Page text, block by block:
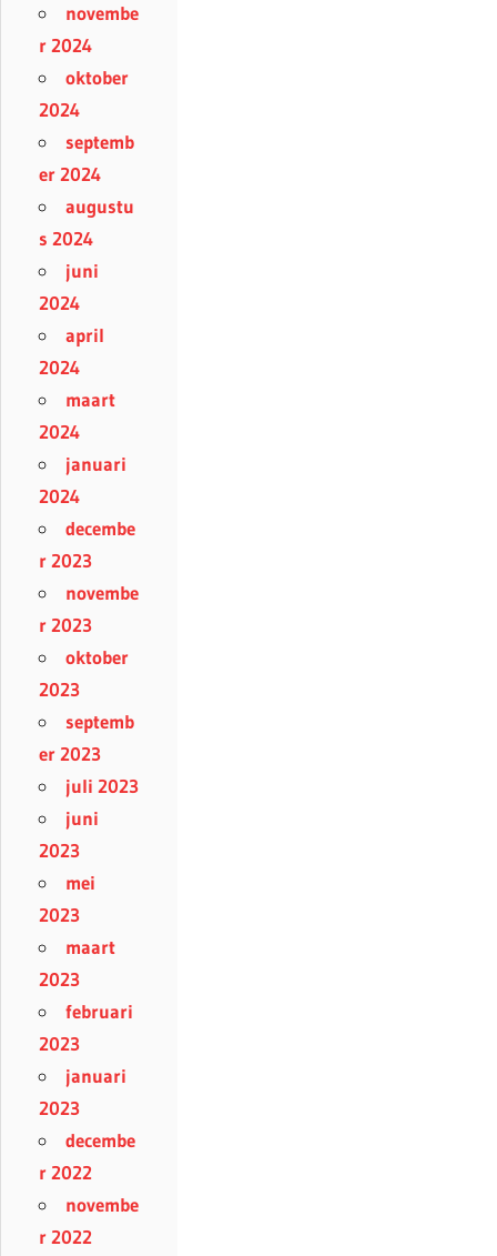
novembe
r 2024
oktober
2024
septemb
er 2024
augustu
s 2024
juni
2024
april
2024
maart
2024
januari
2024
decembe
r 2023
novembe
r 2023
oktober
2023
septemb
er 2023
juli 2023
juni
2023
mei
2023
maart
2023
februari
2023
januari
2023
decembe
r 2022
novembe
r 2022